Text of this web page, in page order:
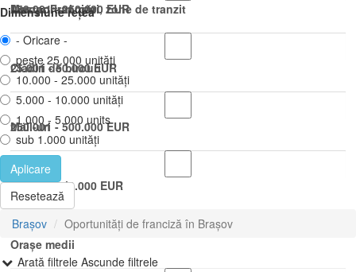
150.001 - 250.000 EUR
25.001 - 50.000 EUR
250.001 - 500.000 EUR
50.001 - 100.000 EUR
Master Franciza
Aeroporturi, gări, zone de tranzit
Clădiri de birouri
Mall-uri
Orașe mari
Orașe medii
Dimensiune rețea
- Oricare -
peste 25.000 unități
10.000 - 25.000 unități
5.000 - 10.000 unități
1.000 - 5.000 units
sub 1.000 unități
Aplicare
Resetează
Brașov
Oportunități de franciză în Brașov
Arată filtrele Ascunde filtrele